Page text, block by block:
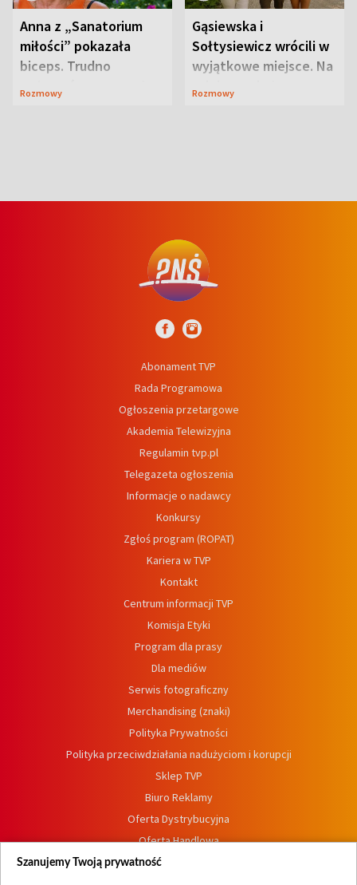
Anna z „Sanatorium
miłości” pokazała
biceps. Trudno
uwierzyć, co przeszła
Rozmowy
Gąsiewska i
Sołtysiewicz wrócili w
wyjątkowe miejsce. Na
szlaku czekał
Rozmowy
Abonament TVP
Rada Programowa
Ogłoszenia przetargowe
Akademia Telewizyjna
Regulamin tvp.pl
Telegazeta ogłoszenia
Informacje o nadawcy
Konkursy
Zgłoś program (ROPAT)
Kariera w TVP
Kontakt
Centrum informacji TVP
Komisja Etyki
Program dla prasy
Dla mediów
Serwis fotograficzny
Merchandising (znaki)
Polityka Prywatności
Polityka przeciwdziałania nadużyciom i korupcji
Sklep TVP
Biuro Reklamy
Oferta Dystrybucyjna
Oferta Handlowa
Dostępność
Szanujemy Twoją prywatność